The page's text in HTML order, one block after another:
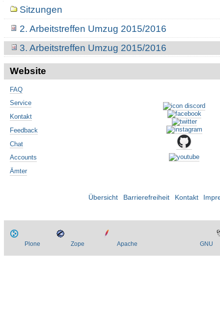
NavigationSitzungen
2. Arbeitstreffen Umzug 2015/2016
3. Arbeitstreffen Umzug 2015/2016
Website
FAQ
Service
Kontakt
Feedback
Chat
Accounts
Ämter
Übersicht Barrierefreiheit Kontakt
Plone Zope Apache GNU